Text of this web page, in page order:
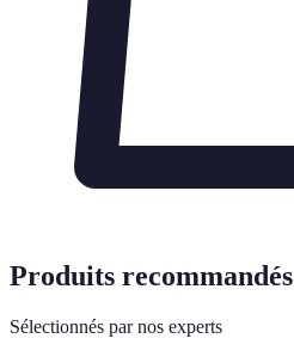
Produits recommandés
Sélectionnés par nos experts